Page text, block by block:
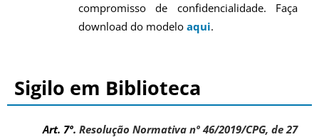
compromisso de confidencialidade. Faça
download do modelo aqui.
Sigilo em Biblioteca
Art. 7º. Resolução Normativa nº 46/2019/CPG, de 27